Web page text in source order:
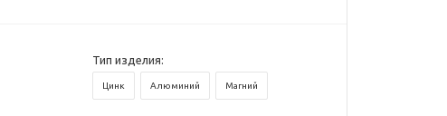
Тип изделия:
Цинк Алюминий Магний